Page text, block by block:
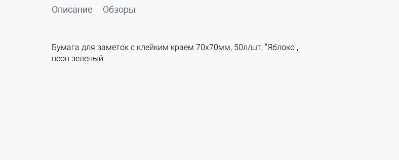
Описание Обзоры
Бумага для заметок с клейким краем 70х70мм, 50л/шт, "Яблоко",
неон зеленый